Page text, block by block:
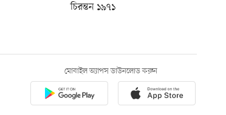
চিরন্তন ১৯৭১
মোবাইল অ্যাপস ডাউনলোড করুন